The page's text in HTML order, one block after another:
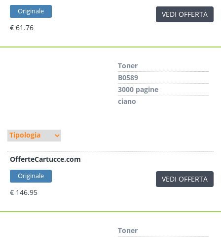
Originale
€ 61.76
VEDI OFFERTA
Toner
B0589
3000 pagine
ciano
OfferteCartucce.com
Originale
€ 146.95
VEDI OFFERTA
Toner